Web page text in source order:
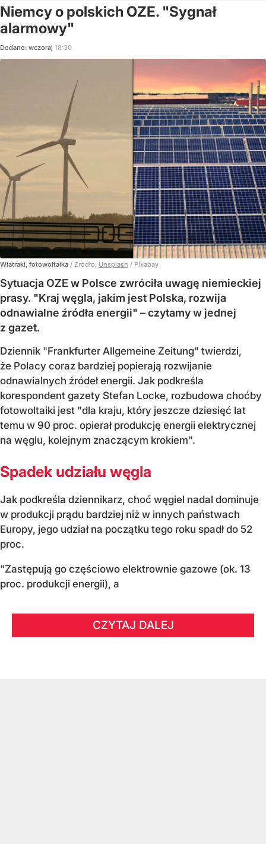
Niemcy o polskich OZE. "Sygnał
alarmowy"
Dodano: wczoraj 18:30
Wiatraki, fotowoltaika / Źródło: Unsplash / Pixabay
Sytuacja OZE w Polsce zwróciła uwagę niemieckiej
prasy. "Kraj węgla, jakim jest Polska, rozwija
odnawialne źródła energii" – czytamy w jednej
z gazet.
Dziennik "Frankfurter Allgemeine Zeitung" twierdzi,
że Polacy coraz bardziej popierają rozwijanie
odnawialnych źródeł energii. Jak podkreśla
korespondent gazety Stefan Locke, rozbudowa choćby
fotowoltaiki jest "dla kraju, który jeszcze dziesięć lat
temu w 90 proc. opierał produkcję energii elektrycznej
na węglu, kolejnym znaczącym krokiem".
Spadek udziału węgla
Jak podkreśla dziennikarz, choć węgiel nadal dominuje
w produkcji prądu bardziej niż w innych państwach
Europy, jego udział na początku tego roku spadł do 52
proc.
"Zastępują go częściowo elektrownie gazowe (ok. 13
proc. produkcji energii), a
CZYTAJ DALEJ